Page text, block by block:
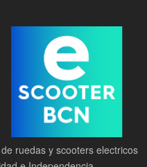
ruedas y scooters electricos